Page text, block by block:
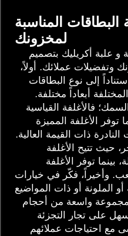
البطاقات المناسبة
لمخزونك
و علبة أكريليك بتصميم
وتفضيلات عملائك. أولاً،
إلى نوع البطاقات
أبعاداً مختلفة.
فالأغلفة القياسية
توفر الأغلفة المميزة
ذات القيمة العالية.
حيث تتيح الأغلفة
توفر الأغلفة
وأخيراً، فكّر في خيارات
الملونة أو ذات المواضيع
واسعة من أحجام
على تجار التجزئة
مع احتياجات عملائهم